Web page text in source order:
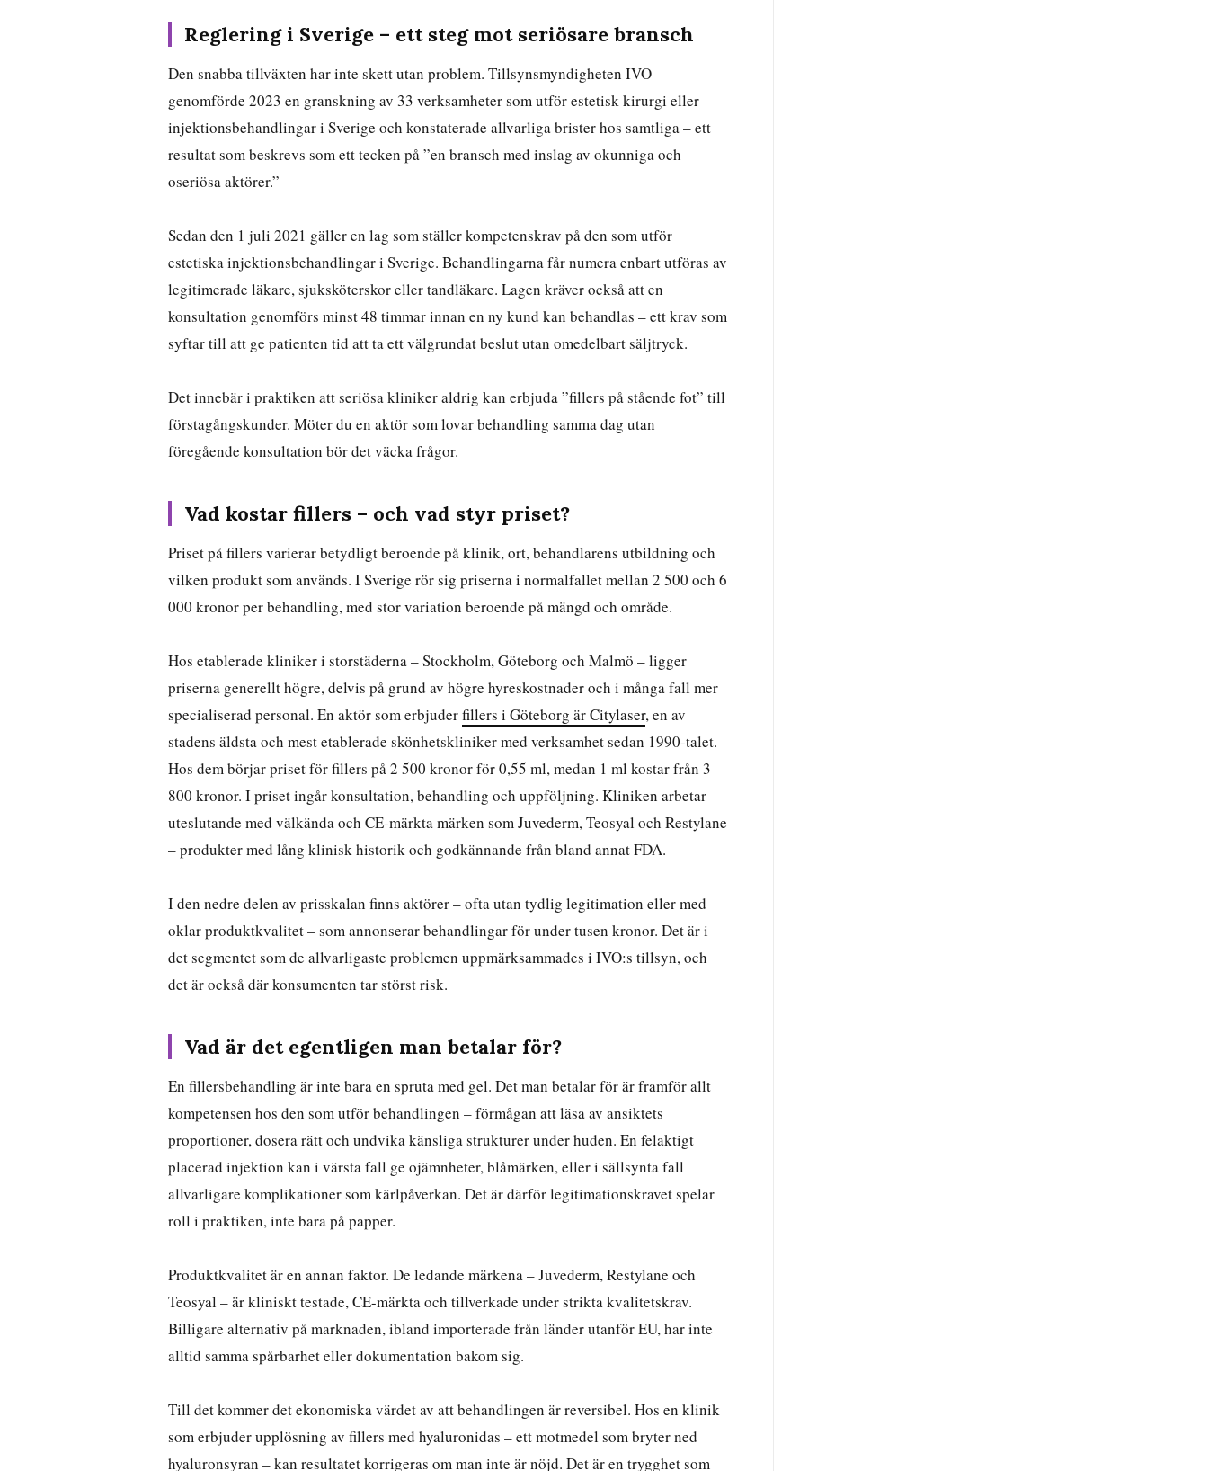
Reglering i Sverige – ett steg mot seriösare bransch
Den snabba tillväxten har inte skett utan problem. Tillsynsmyndigheten IVO
genomförde 2023 en granskning av 33 verksamheter som utför estetisk kirurgi eller
injektionsbehandlingar i Sverige och konstaterade allvarliga brister hos samtliga – ett
resultat som beskrevs som ett tecken på ”en bransch med inslag av okunniga och
oseriösa aktörer.”
Sedan den 1 juli 2021 gäller en lag som ställer kompetenskrav på den som utför
estetiska injektionsbehandlingar i Sverige. Behandlingarna får numera enbart utföras av
legitimerade läkare, sjuksköterskor eller tandläkare. Lagen kräver också att en
konsultation genomförs minst 48 timmar innan en ny kund kan behandlas – ett krav som
syftar till att ge patienten tid att ta ett välgrundat beslut utan omedelbart säljtryck.
Det innebär i praktiken att seriösa kliniker aldrig kan erbjuda ”fillers på stående fot” till
förstagångskunder. Möter du en aktör som lovar behandling samma dag utan
föregående konsultation bör det väcka frågor.
Vad kostar fillers – och vad styr priset?
Priset på fillers varierar betydligt beroende på klinik, ort, behandlarens utbildning och
vilken produkt som används. I Sverige rör sig priserna i normalfallet mellan 2 500 och 6
000 kronor per behandling, med stor variation beroende på mängd och område.
Hos etablerade kliniker i storstäderna – Stockholm, Göteborg och Malmö – ligger
priserna generellt högre, delvis på grund av högre hyreskostnader och i många fall mer
specialiserad personal. En aktör som erbjuderfillers i Göteborg är Citylaser, en av
stadens äldsta och mest etablerade skönhetskliniker med verksamhet sedan 1990-talet.
Hos dem börjar priset för fillers på 2 500 kronor för 0,55 ml, medan 1 ml kostar från 3
800 kronor. I priset ingår konsultation, behandling och uppföljning. Kliniken arbetar
uteslutande med välkända och CE-märkta märken som Juvederm, Teosyal och Restylane
– produkter med lång klinisk historik och godkännande från bland annat FDA.
I den nedre delen av prisskalan finns aktörer – ofta utan tydlig legitimation eller med
oklar produktkvalitet – som annonserar behandlingar för under tusen kronor. Det är i
det segmentet som de allvarligaste problemen uppmärksammades i IVO:s tillsyn, och
det är också där konsumenten tar störst risk.
Vad är det egentligen man betalar för?
En fillersbehandling är inte bara en spruta med gel. Det man betalar för är framför allt
kompetensen hos den som utför behandlingen – förmågan att läsa av ansiktets
proportioner, dosera rätt och undvika känsliga strukturer under huden. En felaktigt
placerad injektion kan i värsta fall ge ojämnheter, blåmärken, eller i sällsynta fall
allvarligare komplikationer som kärlpåverkan. Det är därför legitimationskravet spelar
roll i praktiken, inte bara på papper.
Produktkvalitet är en annan faktor. De ledande märkena – Juvederm, Restylane och
Teosyal – är kliniskt testade, CE-märkta och tillverkade under strikta kvalitetskrav.
Billigare alternativ på marknaden, ibland importerade från länder utanför EU, har inte
alltid samma spårbarhet eller dokumentation bakom sig.
Till det kommer det ekonomiska värdet av att behandlingen är reversibel. Hos en klinik
som erbjuder upplösning av fillers med hyaluronidas – ett motmedel som bryter ned
hyaluronsyran – kan resultatet korrigeras om man inte är nöjd. Det är en trygghet som